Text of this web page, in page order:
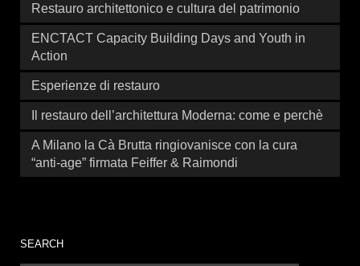
Restauro architettonico e cultura del patrimonio
ENCTACT Capacity Building Days and Youth in
Action
Esperienze di restauro
Il restauro dell’architettura Moderna: come e perchè
A Milano la Cà Brutta ringiovanisce con la cura
“anti-age” firmata Feiffer & Raimondi
SEARCH